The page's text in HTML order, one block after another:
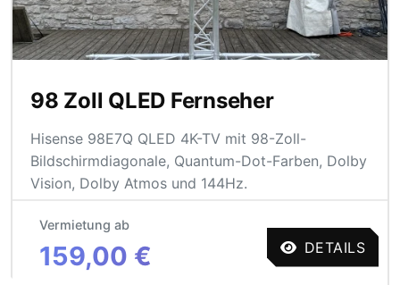
98 Zoll QLED Fernseher
Hisense 98E7Q QLED 4K-TV mit 98-Zoll-
Bildschirmdiagonale, Quantum-Dot-Farben, Dolby
Vision, Dolby Atmos und 144Hz.
Vermietung ab
159,00 € DETAILS